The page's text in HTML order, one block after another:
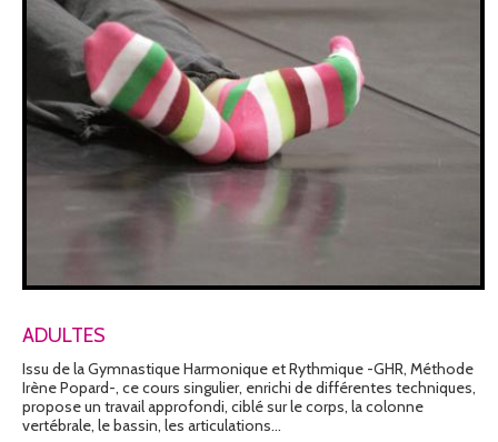
ADULTES
Issu de la Gymnastique Harmonique et Rythmique -GHR, Méthode
Irène Popard-, ce cours singulier, enrichi de différentes techniques,
propose un travail approfondi, ciblé sur le corps, la colonne
vertébrale, le bassin, les articulations…